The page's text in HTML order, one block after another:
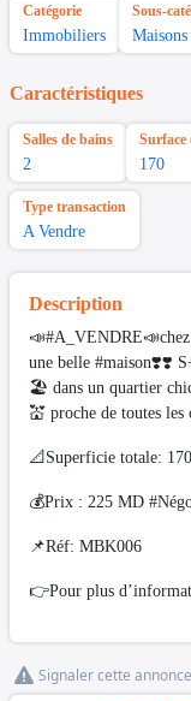
Catégorie
Immobiliers
Sous-
Caractéristiques
Salles de bains
2
Surface
170
Type transaction
A Vendre
Description
une belle #maison❣️❣️
🏖 dans un quartier
💒 proche de toutes les
📐Superficie totale:
💰Prix : 225 MD
📌Réf: MBK006
👉Pour plus
Signaler cette annonce